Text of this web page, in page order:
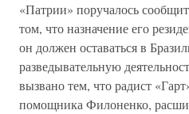
«Патрии» поручалось
том, что назначение его
он должен оставаться в
разведывательную
вызвано тем, что радист
помощника Филоненко,